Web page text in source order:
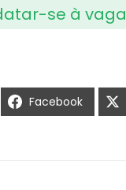
se à vaga
Facebook